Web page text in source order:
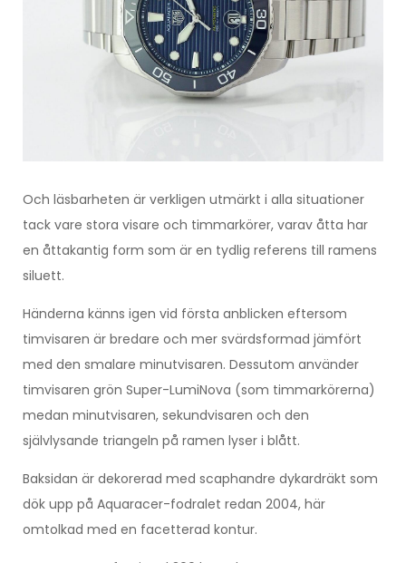
Och läsbarheten är verkligen utmärkt i alla situationer
tack vare stora visare och timmarkörer, varav åtta har
en åttakantig form som är en tydlig referens till ramens
siluett.
Händerna känns igen vid första anblicken eftersom
timvisaren är bredare och mer svärdsformad jämfört
med den smalare minutvisaren. Dessutom använder
timvisaren grön Super-LumiNova (som timmarkörerna)
medan minutvisaren, sekundvisaren och den
självlysande triangeln på ramen lyser i blått.
Baksidan är dekorerad med scaphandre dykardräkt som
dök upp på Aquaracer-fodralet redan 2004, här
omtolkad med en facetterad kontur.